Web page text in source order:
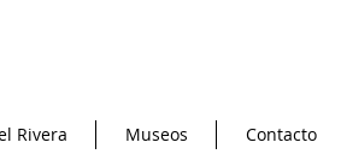
Rivera Museos Contacto